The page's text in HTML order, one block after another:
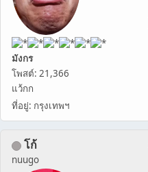
มังกร
โพสต์: 21,366
แว้กก
ที่อยู่: กรุงเทพฯ
โก้
nuugo